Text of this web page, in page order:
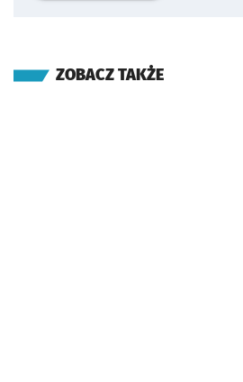
ZOBACZ TAKŻE